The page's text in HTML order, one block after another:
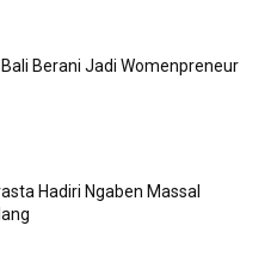
Berani Jadi Womenpreneur
Hadiri Ngaben Massal